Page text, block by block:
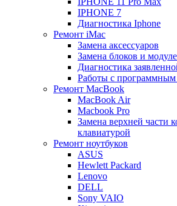
IPHONE 7
Диагностика Iphone
Ремонт iMac
Замена аксессуаров
Замена блоков и
Диагностика
Работы с программным
Ремонт MacBook
MacBook Air
Macbook Pro
Замена верхней части
клавиатурой
Ремонт ноутбуков
ASUS
Hewlett Packard
Lenovo
DELL
Sony VAIO